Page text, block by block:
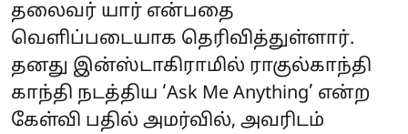
தலைவர் யார் என்பதை
வெளிப்படையாக தெரிவித்துள்ளார்.
தனது இன்ஸ்டாகிராமில் ராகுல்காந்தி
காந்தி நடத்திய ‘Ask Me Anything’ என்ற
கேள்வி பதில் அமர்வில், அவரிடம்